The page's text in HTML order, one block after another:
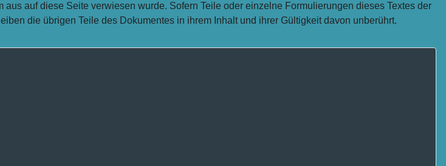
auf diese Seite verwiesen wurde. Sofern Teile oder einzelne Formulierungen dieses Textes der
die übrigen Teile des Dokumentes in ihrem Inhalt und ihrer Gültigkeit davon unberührt.